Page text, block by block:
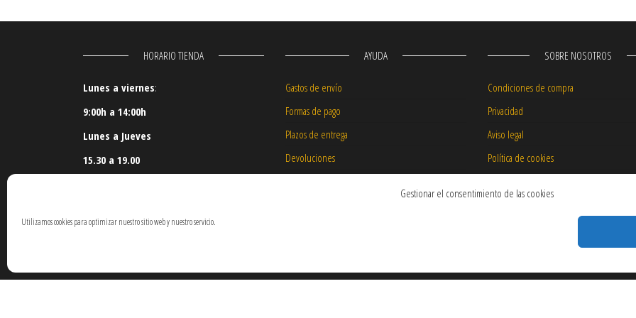
Gestionar el consentimiento de las cookies
Utilizamos cookies para optimizar nuestro sitio web y nuestro servicio.
HORARIO TIENDA
Lunes a viernes:
9:00h a 14:00h
Lunes a Jueves
15.30 a 19.00
AYUDA
Gastos de envío
Formas de pago
Plazos de entrega
Devoluciones
SOBRE NOSOTROS
Condiciones de compra
Privacidad
Aviso legal
Política de cookies